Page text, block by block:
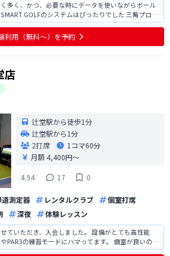
多く、かつ、必要な時にデータを使いながらボール
GOLFのシステムはぴったりでした 三觜プロの
けコンテンツを楽しみにしてます！
利用（無料〜）を予約
店
辻堂駅から徒歩1分
辻堂駅から1分
2打席
1コマ60分
月額 4,400円〜
4.94
17 0
道測定器 レンタルクラブ
個室打席
深夜 体験レッスン
き、入会しました。 設備がとても高性能
の練習モードにハマってます。 個室が良いの
ーなのでとても楽です。